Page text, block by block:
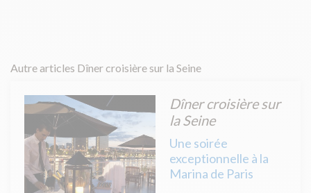
Autre articles Dîner croisière sur la Seine
Dîner croisière sur
la Seine
Une soirée
exceptionnelle à la
Marina de Paris